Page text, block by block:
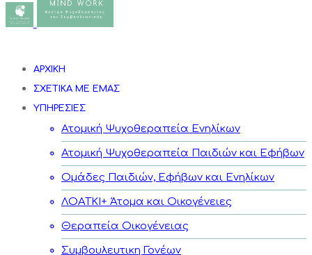
ΑΡΧΙΚΗ
ΣΧΕΤΙΚΑ ΜΕ ΕΜΑΣ
ΥΠΗΡΕΣΙΕΣ
Ατομική Ψυχοθεραπεία Ενηλίκων
Ατομική Ψυχοθεραπεία Παιδιών και Εφήβων
Ομάδες Παιδιών, Εφήβων και Ενηλίκων
ΛΟΑΤΚΙ+ Άτομα και Οικογένειες
Θεραπεία Οικογένειας
Συμβουλευτικη Γονέων